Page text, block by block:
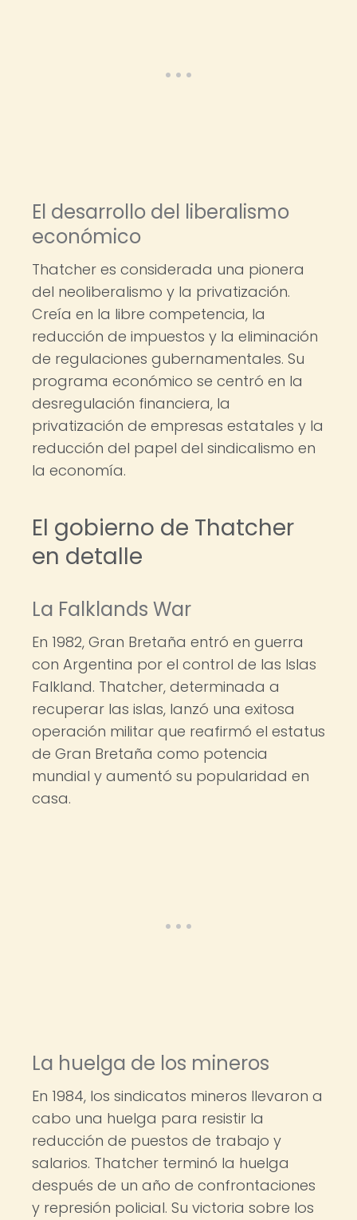
El desarrollo del liberalismo
económico
Thatcher es considerada una pionera
del neoliberalismo y la privatización.
Creía en la libre competencia, la
reducción de impuestos y la eliminación
de regulaciones gubernamentales. Su
programa económico se centró en la
desregulación financiera, la
privatización de empresas estatales y la
reducción del papel del sindicalismo en
la economía.
El gobierno de Thatcher
en detalle
La Falklands War
En 1982, Gran Bretaña entró en guerra
con Argentina por el control de las Islas
Falkland. Thatcher, determinada a
recuperar las islas, lanzó una exitosa
operación militar que reafirmó el estatus
de Gran Bretaña como potencia
mundial y aumentó su popularidad en
casa.
La huelga de los mineros
En 1984, los sindicatos mineros llevaron a
cabo una huelga para resistir la
reducción de puestos de trabajo y
salarios. Thatcher terminó la huelga
después de un año de confrontaciones
y represión policial. Su victoria sobre los